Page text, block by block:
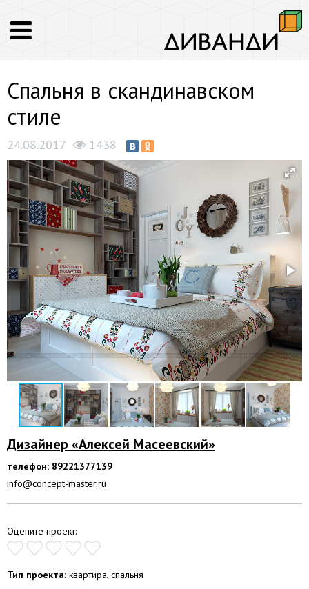
Спальня в скандинавском
стиле
24.08.2017 1438
Дизайнер «Алексей Масеевский»
телефон: 89221377139
info@concept-master.ru
Оцените проект:
Тип проекта: квартира, спальня